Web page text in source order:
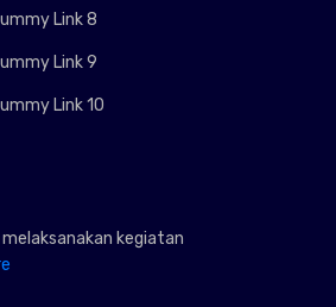
Link 8
Link 9
Link 10
melaksanakan kegiatan